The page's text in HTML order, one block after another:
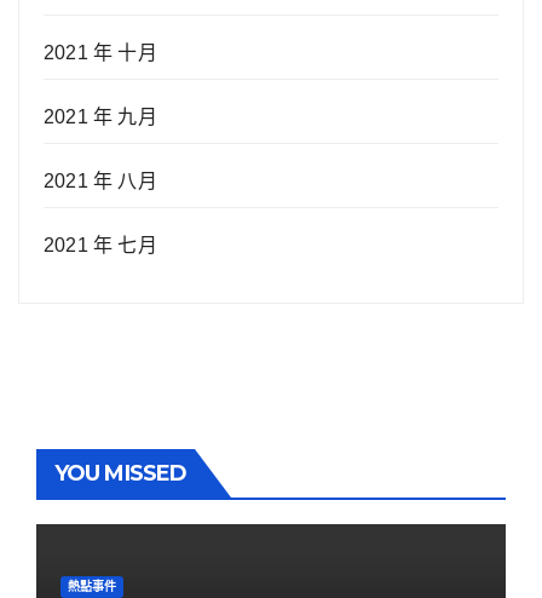
2021 年 十月
2021 年 九月
2021 年 八月
2021 年 七月
YOU MISSED
熱點事件